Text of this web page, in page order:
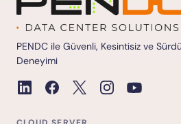
PENDC ile Güvenli, Kesintisiz ve
Deneyimi